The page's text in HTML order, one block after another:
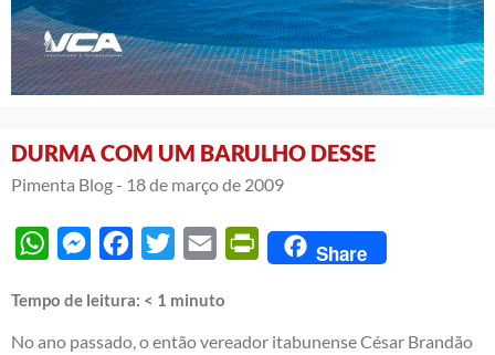
DURMA COM UM BARULHO DESSE
Pimenta Blog - 18 de março de 2009
WhatsAppMessengerFacebook
Twitter Email PrintFriendly
Share
Tempo de leitura: < 1 minuto
No ano passado, o então vereador itabunense César Brandão